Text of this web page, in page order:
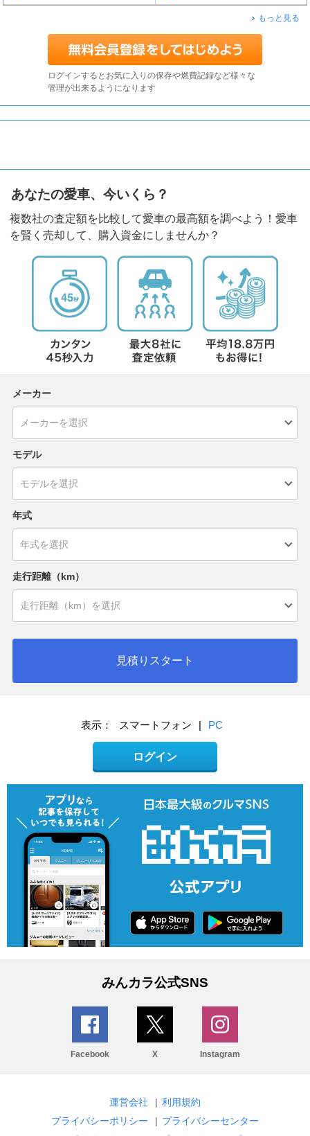
もっと見る
ログインするとお気に入りの保存や燃費記録など様々な
管理が出来るようになります
あなたの愛車、今いくら？
複数社の査定額を比較して愛車の最高額を調べよう！愛車
を賢く売却して、購入資金にしませんか？
メーカー
モデル
年式
走行距離（km）
見積りスタート
表示： スマートフォン | PC
ログイン
みんカラ公式SNS
Facebook X Instagram
運営会社 | 利用規約
プライバシーポリシー
| プライバシーセンター